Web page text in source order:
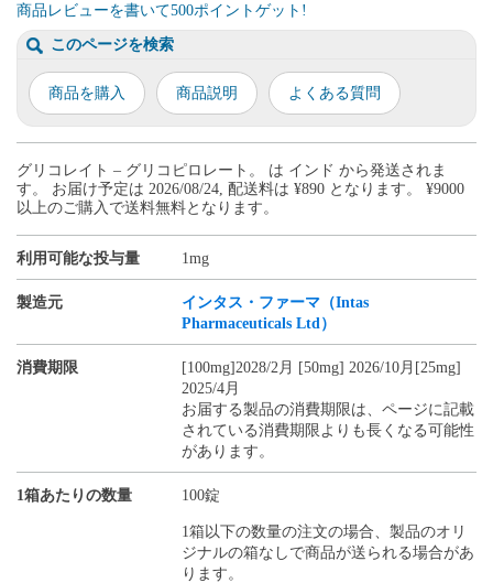
商品レビューを書いて500ポイントゲット!
このページを検索
商品を購入 商品説明 よくある質問
グリコレイト – グリコピロレート。 は インド から発送されま
す。 お届け予定は 2026/08/24, 配送料は ¥890 となります。 ¥9000
以上のご購入で送料無料となります。
利用可能な投与量 1mg
製造元
インタス・ファーマ（Intas
Pharmaceuticals Ltd）
消費期限
[100mg]2028/2月 [50mg] 2026/10月[25mg]
2025/4月
お届する製品の消費期限は、ページに記載
されている消費期限よりも長くなる可能性
があります。
1箱あたりの数量 100錠
1箱以下の数量の注文の場合、製品のオリ
ジナルの箱なしで商品が送られる場合があ
ります。